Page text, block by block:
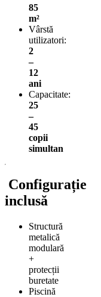
85
m²
Vârstă
utilizatori:
2
–
12
ani
Capacitate:
25
–
45
copii
simultan
Configurație
inclusă
Structură
metalică
modulară
+
protecții
buretate
Piscină